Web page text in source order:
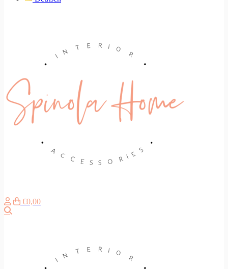
€0,00